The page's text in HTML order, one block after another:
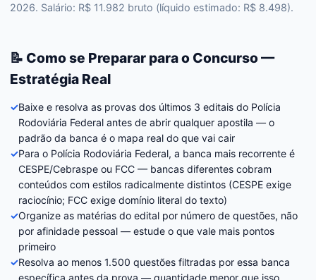
2026. Salário: R$ 11.982 bruto (líquido estimado: R$ 8.498).
📝 Como se Preparar para o Concurso —
Estratégia Real
✓Baixe e resolva as provas dos últimos 3 editais do Polícia
Rodoviária Federal antes de abrir qualquer apostila — o
padrão da banca é o mapa real do que vai cair
✓Para o Polícia Rodoviária Federal, a banca mais recorrente é
CESPE/Cebraspe ou FCC — bancas diferentes cobram
conteúdos com estilos radicalmente distintos (CESPE exige
raciocínio; FCC exige domínio literal do texto)
✓Organize as matérias do edital por número de questões, não
por afinidade pessoal — estude o que vale mais pontos
primeiro
✓Resolva ao menos 1.500 questões filtradas por essa banca
específica antes da prova — quantidade menor que isso